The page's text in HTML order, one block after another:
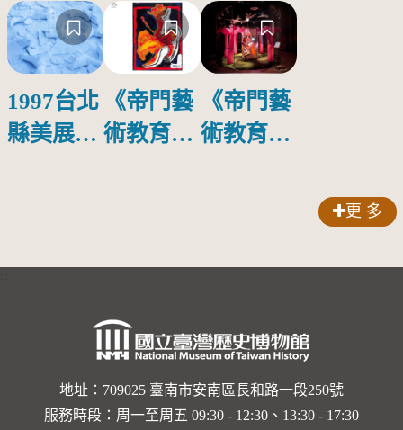
1997台北
縣美展
對話》畫
立文化中
「身軀皮
層：河
《帝門藝
術教育基
錄作品：
Appel〈無
題〉
(1988)
《帝門藝
術教育基
錄作品：
〈極樂世
界 螢光之
旅〉商店
版(1997)
更 多
地址：709025 臺南市安南區長和路一段250號
服務時段：周一至周五 09:30 - 12:30、13:30 - 17:30